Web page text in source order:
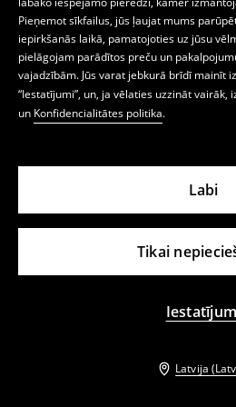
Pieņemot sīkfailus, jūs ļaujat mums
iepirkšanās laikā, pamatojoties uz jūsu
pielāgojam parādītos preču un
vajadzībām. Jūs varat jebkurā brīdī mainīt
“Iestatījumi”, un, ja vēlaties uzzināt vairāk,
un Konfidencialitātes politika.
Tikai
Labi
Latvija
-31% -
9,99
-